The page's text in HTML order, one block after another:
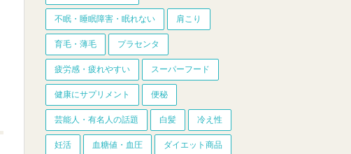
不眠・睡眠障害・眠れない 肩こり
育毛・薄毛 プラセンタ
疲労感・疲れやすい スーパーフード
健康にサプリメント 便秘
芸能人・有名人の話題 白髪 冷え性
妊活 血糖値・血圧 ダイエット商品